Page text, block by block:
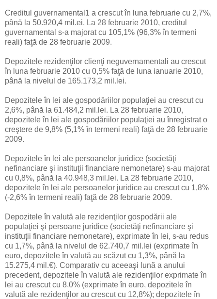
Creditul guvernamental1 a crescut în luna februarie cu 2,7%,
până la 50.920,4 mil.ei. La 28 februarie 2010, creditul
guvernamental s-a majorat cu 105,1% (96,3% în termeni
reali) faţă de 28 februarie 2009.
Depozitele rezidenţilor clienţi neguvernamentali au crescut
în luna februarie 2010 cu 0,5% faţă de luna ianuarie 2010,
până la nivelul de 165.173,2 mil.lei.
Depozitele în lei ale gospodăriilor populaţiei au crescut cu
2,6%, până la 61.484,2 mil.lei. La 28 februarie 2010,
depozitele în lei ale gospodăriilor populaţiei au înregistrat o
creştere de 9,8% (5,1% în termeni reali) faţă de 28 februarie
2009.
Depozitele în lei ale persoanelor juridice (societăţi
nefinanciare şi instituţii financiare nemonetare) s-au majorat
cu 0,8%, până la 40.948,3 mil.lei. La 28 februarie 2010,
depozitele în lei ale persoanelor juridice au crescut cu 1,8%
(-2,6% în termeni reali) faţă de 28 februarie 2009.
Depozitele în valută ale rezidenţilor gospodării ale
populaţiei şi persoane juridice (societăţi nefinanciare şi
instituţii financiare nemonetare), exprimate în lei, s-au redus
cu 1,7%, până la nivelul de 62.740,7 mil.lei (exprimate în
euro, depozitele în valută au scăzut cu 1,3%, până la
15.275,4 mil.€). Comparativ cu aceeaşi lună a anului
precedent, depozitele în valută ale rezidenţilor exprimate în
lei au crescut cu 8,0% (exprimate în euro, depozitele în
valută ale rezidenţilor au crescut cu 12,8%); depozitele în